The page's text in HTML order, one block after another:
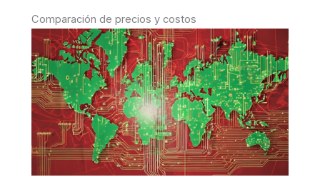
Comparación de precios y costos